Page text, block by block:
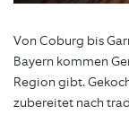
Von Coburg bis
Bayern kommen
Region gibt.
zubereitet nach